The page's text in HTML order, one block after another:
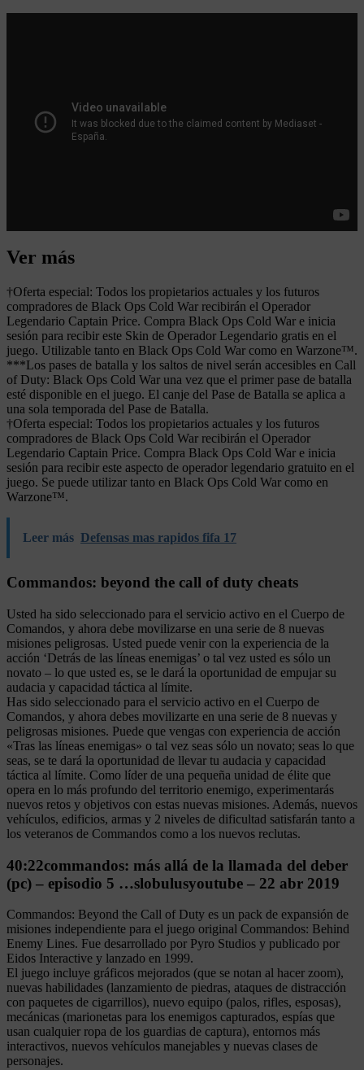
Ver más
†Oferta especial: Todos los propietarios actuales y los futuros
compradores de Black Ops Cold War recibirán el Operador
Legendario Captain Price. Compra Black Ops Cold War e inicia
sesión para recibir este Skin de Operador Legendario gratis en el
juego. Utilizable tanto en Black Ops Cold War como en Warzone™.
***Los pases de batalla y los saltos de nivel serán accesibles en Call
of Duty: Black Ops Cold War una vez que el primer pase de batalla
esté disponible en el juego. El canje del Pase de Batalla se aplica a
una sola temporada del Pase de Batalla.
†Oferta especial: Todos los propietarios actuales y los futuros
compradores de Black Ops Cold War recibirán el Operador
Legendario Captain Price. Compra Black Ops Cold War e inicia
sesión para recibir este aspecto de operador legendario gratuito en el
juego. Se puede utilizar tanto en Black Ops Cold War como en
Warzone™.
Leer más Defensas mas rapidos fifa 17
Commandos: beyond the call of duty cheats
Usted ha sido seleccionado para el servicio activo en el Cuerpo de
Comandos, y ahora debe movilizarse en una serie de 8 nuevas
misiones peligrosas. Usted puede venir con la experiencia de la
acción ‘Detrás de las líneas enemigas’ o tal vez usted es sólo un
novato – lo que usted es, se le dará la oportunidad de empujar su
audacia y capacidad táctica al límite.
Has sido seleccionado para el servicio activo en el Cuerpo de
Comandos, y ahora debes movilizarte en una serie de 8 nuevas y
peligrosas misiones. Puede que vengas con experiencia de acción
«Tras las líneas enemigas» o tal vez seas sólo un novato; seas lo que
seas, se te dará la oportunidad de llevar tu audacia y capacidad
táctica al límite. Como líder de una pequeña unidad de élite que
opera en lo más profundo del territorio enemigo, experimentarás
nuevos retos y objetivos con estas nuevas misiones. Además, nuevos
vehículos, edificios, armas y 2 niveles de dificultad satisfarán tanto a
los veteranos de Commandos como a los nuevos reclutas.
40:22commandos: más allá de la llamada del deber
(pc) – episodio 5 …slobulusyoutube – 22 abr 2019
Commandos: Beyond the Call of Duty es un pack de expansión de
misiones independiente para el juego original Commandos: Behind
Enemy Lines. Fue desarrollado por Pyro Studios y publicado por
Eidos Interactive y lanzado en 1999.
El juego incluye gráficos mejorados (que se notan al hacer zoom),
nuevas habilidades (lanzamiento de piedras, ataques de distracción
con paquetes de cigarrillos), nuevo equipo (palos, rifles, esposas),
mecánicas (marionetas para los enemigos capturados, espías que
usan cualquier ropa de los guardias de captura), entornos más
interactivos, nuevos vehículos manejables y nuevas clases de
personajes.